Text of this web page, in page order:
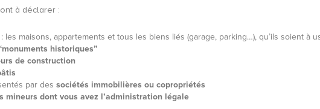
à déclarer :
: les maisons, appartements et tous les biens liés (garage, parking…), qu’ils soient à
historiques”
de construction
par des sociétés immobilières ou copropriétés
mineurs dont vous avez l’administration légale